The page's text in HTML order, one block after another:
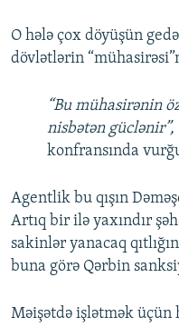
O hələ çox döyüşün
dövlətlərin
“Bu mühasirənin
nisbətən güclənir”,
konfransında
Agentlik bu qışın
Artıq bir ilə yaxındır
sakinlər yanacaq
buna görə Qərbin
Məişətdə işlətmək üçün